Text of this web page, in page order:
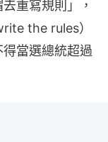
the rules）
當選總統超過